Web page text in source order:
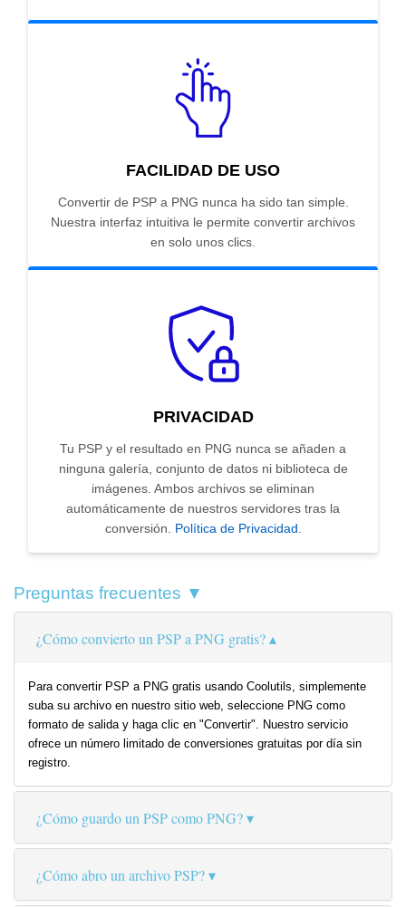
FACILIDAD DE USO
Convertir de PSP a PNG nunca ha sido tan simple.
Nuestra interfaz intuitiva le permite convertir archivos
en solo unos clics.
PRIVACIDAD
Tu PSP y el resultado en PNG nunca se añaden a
ninguna galería, conjunto de datos ni biblioteca de
imágenes. Ambos archivos se eliminan
automáticamente de nuestros servidores tras la
conversión. Política de Privacidad.
Preguntas frecuentes ▼
¿Cómo convierto un PSP a PNG gratis?
Para convertir PSP a PNG gratis usando Coolutils, simplemente
suba su archivo en nuestro sitio web, seleccione PNG como
formato de salida y haga clic en "Convertir". Nuestro servicio
ofrece un número limitado de conversiones gratuitas por día sin
registro.
¿Cómo guardo un PSP como PNG?
¿Cómo abro un archivo PSP?